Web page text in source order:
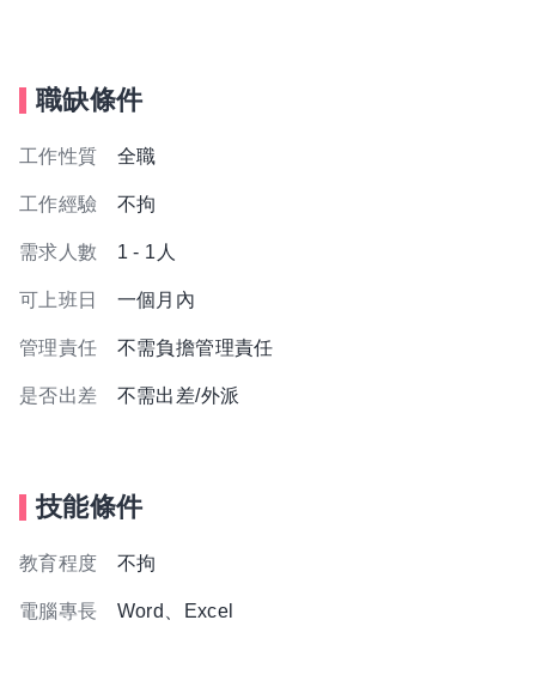
職缺條件
工作性質 全職
工作經驗 不拘
需求人數 1 - 1人
可上班日 一個月內
管理責任 不需負擔管理責任
是否出差 不需出差/外派
技能條件
教育程度 不拘
電腦專長 Word、Excel